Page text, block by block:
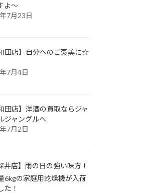
よ～
7月23日
和田店】自分へのご褒美に☆
7月4日
田店】洋酒の買取ならジャ
ジャングルへ
7月2日
井店】雨の日の強い味方！
6kgの家庭用乾燥機が入荷
た！